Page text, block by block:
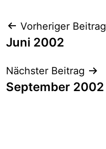
Beitrags-
Navigation
Vorheriger Beitrag
Juni 2002
Nächster Beitrag
September 2002